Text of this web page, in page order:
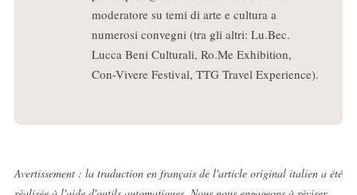
moderatore su temi di arte e cultura a
numerosi convegni (tra gli altri: Lu.Bec.
Lucca Beni Culturali, Ro.Me Exhibition,
Con-Vivere Festival, TTG Travel Experience).
Avertissement : la traduction en français de l'article original italien a été